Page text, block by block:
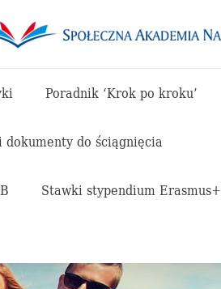
Poradnik ‘Krok po kroku’
do ściągnięcia
Stawki stypendium Erasmus+